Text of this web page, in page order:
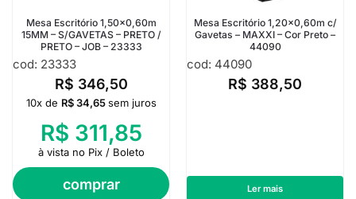
Mesa Escritório 1,50×0,60m
15MM – S/GAVETAS – PRETO /
PRETO – JOB – 23333
cod: 23333
R$ 346,50
comprar
10x de R$34,65 sem juros
R$ 311,85
à vista no Pix / Boleto
Mesa Escritório 1,20×0,60m c/
Gavetas – MAXXI – Cor Preto –
44090
cod: 44090
R$ 388,50
Ler mais